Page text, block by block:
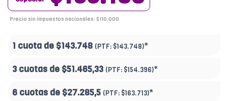
Precio sin impuestos nacionales: $110.000
1 cuota de $143.748 (PTF: $143.748)*
3 cuotas de $51.465,33 (PTF: $154.396)*
6 cuotas de $27.285,5 (PTF: $163.713)*